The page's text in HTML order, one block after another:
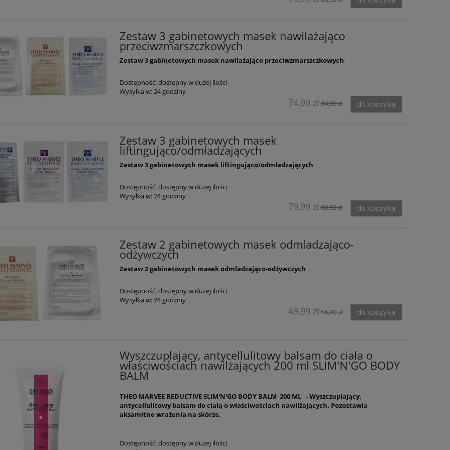
Zestaw 3 gabinetowych masek nawilażająco
przeciwzmarszczkowych
Zestaw 3 gabinetowych masek nawilażająco przeciwzmarszczkowych
Dostępność:dostępny w dużej ilości
Wysyłka w:24 godziny
74,99 zł84,00 zł do koszyka
Zestaw 3 gabinetowych masek
liftingująco/odmładzających
Zestaw 3 gabinetowych masek liftingująco/odmładzających
Dostępność:dostępny w dużej ilości
Wysyłka w: 24 godziny
79,99 zł88,50 zł do koszyka
Zestaw 2 gabinetowych masek odmladzająco-
odżywczych
Zestaw 2 gabinetowych masek odmladzająco-odżywczych
Dostępność:dostępny w dużej ilości
Wysyłka w:24 godziny
49,99 zł56,00 zł do koszyka
Wyszczuplający, antycellulitowy balsam do ciała o
właściwościach nawilżających 200 ml SLIM'N'GO BODY
BALM
THEO MARVEE REDUCTIVE SLIM'N'GO BODY BALM 200 ML - Wyszczuplający,
antycellulitowy balsam do ciałą o właściwościach nawilżających. Pozostawia
aksamitne wrażenia na skórze.
Dostępność:dostępny w dużej ilości